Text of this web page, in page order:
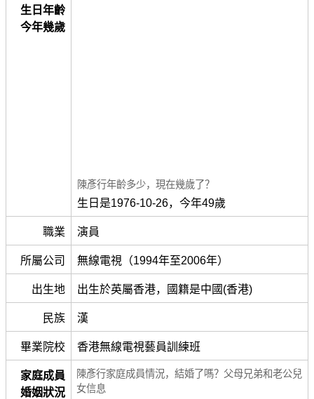
生日年齡
今年幾歲
陳彥行年齡多少，現在幾歲了？
生日是1976-10-26，今年49歲
職業 演員
所屬公司 無線電視（1994年至2006年）
出生地 出生於英屬香港，國籍是中國(香港)
民族 漢
畢業院校 香港無線電視藝員訓練班
家庭成員
婚姻狀況
陳彥行家庭成員情況，結婚了嗎？父母兄弟和老公兒
女信息